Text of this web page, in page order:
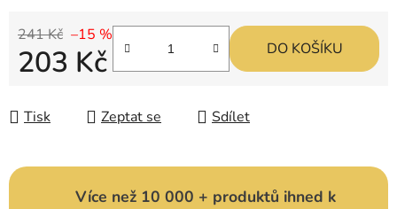
241 Kč –15 %
203 Kč DO KOŠÍKU
Tisk Zeptat se Sdílet
Více než 10 000 + produktů ihned k